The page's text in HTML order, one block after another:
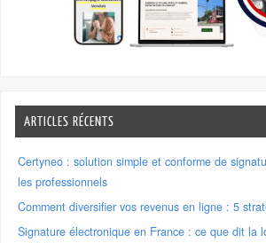
ARTICLES RÉCENTS
Certyneo : solution simple et conforme de
les professionnels
Comment diversifier vos revenus en ligne : 5
Signature électronique en France : ce que dit la